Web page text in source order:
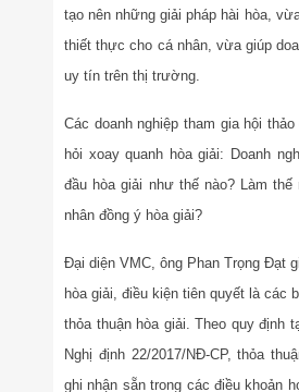
tạo nên những giải pháp hài hòa,
thiết thực cho cá nhân, vừa giúp
uy tín trên thị trường.
Các doanh nghiệp tham gia hội
hỏi xoay quanh hòa giải: Doanh
đầu hòa giải như thế nào? Làm thế
nhân đồng ý hòa giải?
Đại diện VMC, ông Phan Trọng Đạt
hòa giải, điều kiện tiên quyết là các
thỏa thuận hòa giải. Theo quy định
Nghị định 22/2017/NĐ-CP, thỏa
ghi nhận sẵn trong các điều khoản